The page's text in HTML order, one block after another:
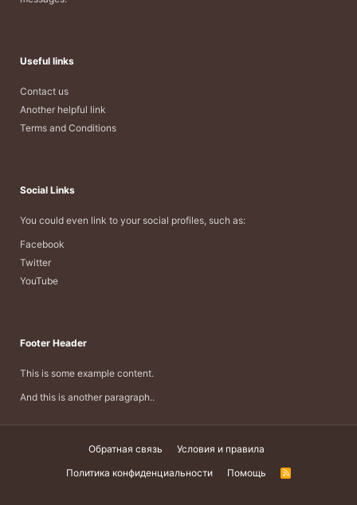
Useful links
Contact us
Another helpful link
Terms and Conditions
Social Links
You could even link to your social profiles, such as:
Facebook
Twitter
YouTube
Footer Header
This is some example content.
And this is another paragraph..
Обратная связь
Условия и правила
Политика конфиденциальности
Помощь
R